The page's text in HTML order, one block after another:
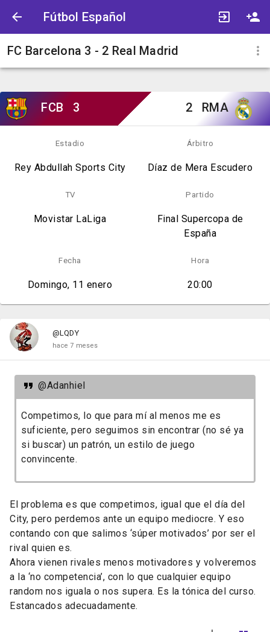
Fútbol Español
FC Barcelona 3 - 2 Real Madrid
FCB 3 2 RMA
Estadio
Rey Abdullah Sports City
Árbitro
Díaz de Mera Escudero
TV
Movistar LaLiga
Partido
Final Supercopa de
España
Fecha
Domingo, 11 enero
Hora
20:00
@LQDY
hace 7 meses
@Adanhiel
Competimos, lo que para mí al menos me es
suficiente, pero seguimos sin encontrar (no sé ya
si buscar) un patrón, un estilo de juego
convincente.
El problema es que competimos, igual que el día del
City, pero perdemos ante un equipo mediocre. Y eso
contando con que salimos ‘súper motivados’ por ser el
rival quien es.
Ahora vienen rivales menos motivadores y volveremos
a la ‘no competencia’, con lo que cualquier equipo
random nos iguala o nos supera. Es la tónica del curso.
Estancados adecuadamente.